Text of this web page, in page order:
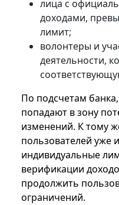
лица с
доходами,
лимит;
волонтеры и
деятельности,
По подсчетам
попадают в зону
изменений. К тому
пользователей
индивидуальные
верификации
продолжить
ограничений.